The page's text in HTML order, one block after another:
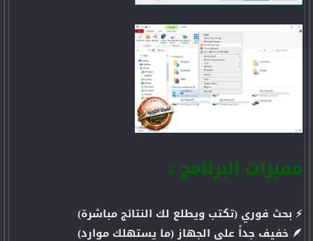
مميزات البرنامج :
⚡ بحث فوري (تكتب ويطلع لك النتائج مباشرة)
🪶 خفيف جداً على الجهاز (ما يستهلك موارد)